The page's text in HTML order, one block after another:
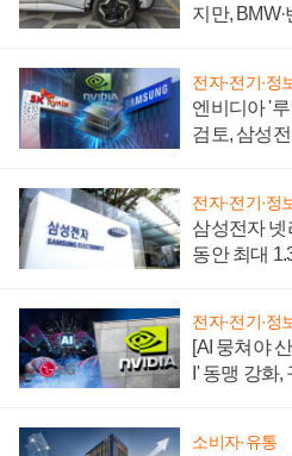
지만,
전자·전기·정
엔비디아 '
검토, 삼성
전자·전기·정
삼성전자 넷
동안 최대
전자·전기·정
[AI 뭉쳐야
I' 동맹 강화,
소비자·유통